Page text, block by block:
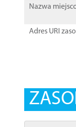
Nazwa
Adres URI